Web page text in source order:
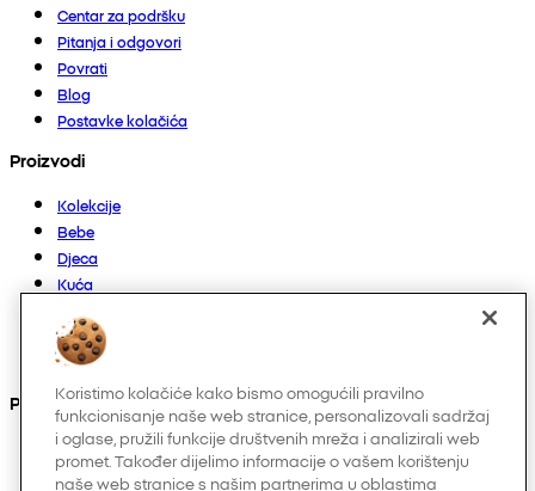
Centar za podršku
Pitanja i odgovori
Povrati
Blog
Postavke kolačića
Proizvodi
Kolekcije
Bebe
Djeca
Kuća
Muškarci
Ostalo
Pronađite nas na
Koristimo kolačiće kako bismo omogućili pravilno
funkcionisanje naše web stranice, personalizovali sadržaj
i oglase, pružili funkcije društvenih mreža i analizirali web
promet. Također dijelimo informacije o vašem korištenju
naše web stranice s našim partnerima u oblastima